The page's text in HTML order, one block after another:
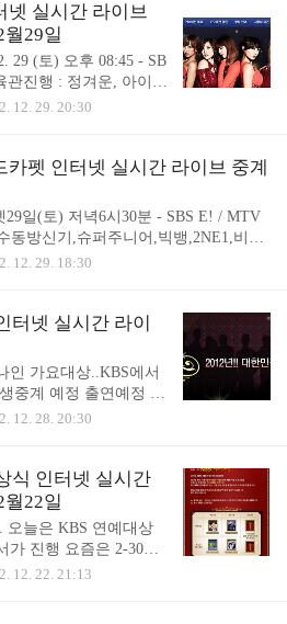
넷 실시간 라이브
29일
29 (토) 오후 08:45 - SB
진행 : 정겨운, 아이
전세계를 놀라게 할
동방신기,슈퍼주니어,
인피니트,엠블랙,틴
스쿨,시크릿,에픽하이,
아일랜드,미쓰에이,EX
,성시경,김원준 공식 웹
인터넷 실시간 중
12. 29. 20:30
카펫 인터넷 실시간 라이브 중계
29일(토) 저녁6시30분 - SBS E! / MTV
동방신기,슈퍼주니어,빅뱅,2NE1,비스
랙,틴탑,카라,포미닛,씨스타,애프터스
먼저 만나보세요~E!채널과 MTV에
터넷 생중계 SBS E!http://vod.sbs.co.kr/
인터넷 생중계 유튜브http://www.
12. 29. 18:30
터넷 실시간 라이
인 가요대상..KBS에서
중계 예정 출연예정 동
루,미쓰에이,2AM,B1
지 않는듯.. 한국 방송
KBS 가요대축제가
들의 화려한 무대!K-P
모여 펼치는 음악의
리는 생방송 2012 KB
수들과 함께 열정! 감
12. 28. 20:30
식 인터넷 실시간
22일
오늘은 KBS 연예대상
가 진행 요즘은 2-30년
도 복잡해지고 조금
12. 22. 21:13